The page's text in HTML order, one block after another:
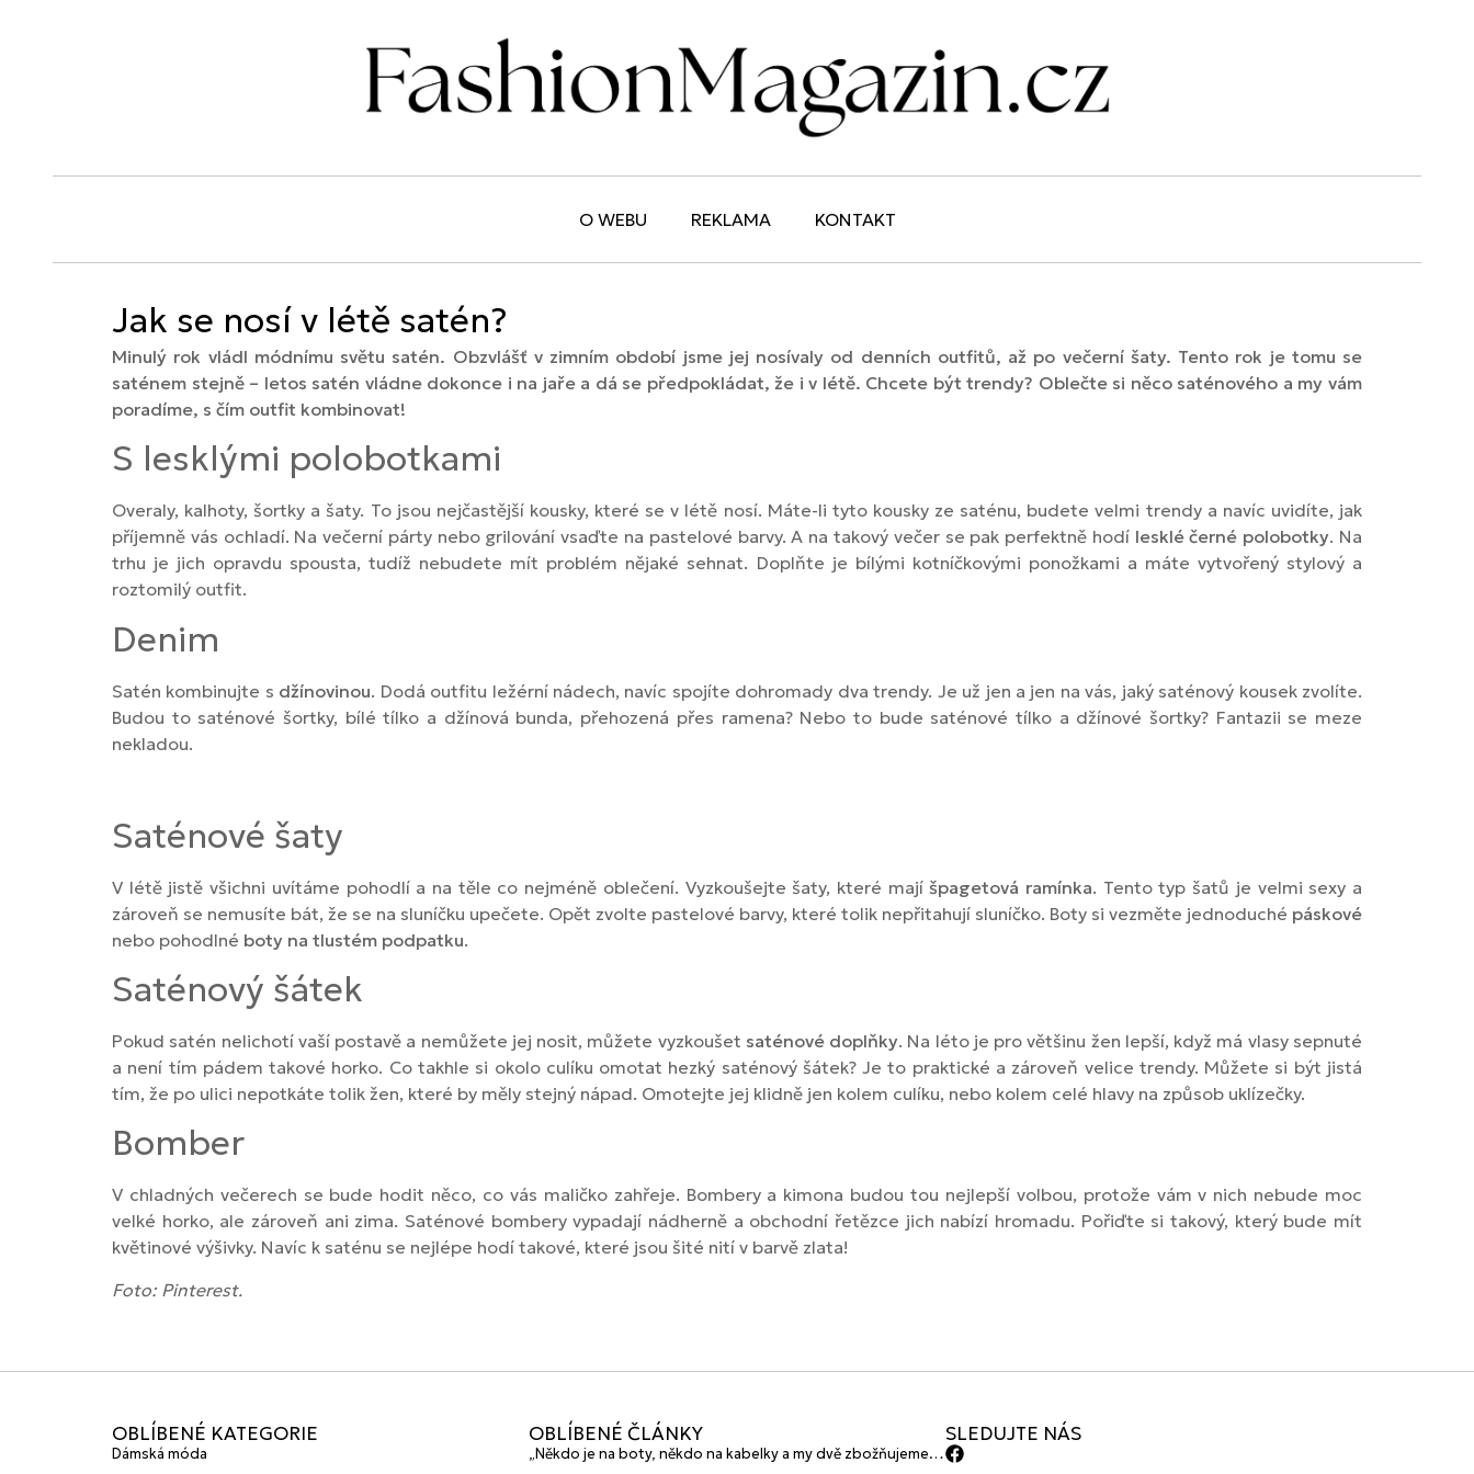
O WEBU REKLAMA KONTAKT
Jak se nosí v létě satén?
Minulý rok vládl módnímu světu satén. Obzvlášť v zimním období jsme jej nosívaly od denních outfitů, až po večerní šaty. Tento rok je tomu se
saténem stejně – letos satén vládne dokonce i na jaře a dá se předpokládat, že i v létě. Chcete být trendy? Oblečte si něco saténového a my vám
poradíme, s čím outfit kombinovat!
S lesklými polobotkami
Overaly, kalhoty, šortky a šaty. To jsou nejčastější kousky, které se v létě nosí. Máte-li tyto kousky ze saténu, budete velmi trendy a navíc uvidíte, jak
příjemně vás ochladí. Na večerní párty nebo grilování vsaďte na pastelové barvy. A na takový večer se pak perfektně hodí lesklé černé polobotky. Na
trhu je jich opravdu spousta, tudíž nebudete mít problém nějaké sehnat. Doplňte je bílými kotníčkovými ponožkami a máte vytvořený stylový a
roztomilý outfit.
Denim
Satén kombinujte s džínovinou. Dodá outfitu ležérní nádech, navíc spojíte dohromady dva trendy. Je už jen a jen na vás, jaký saténový kousek zvolíte.
Budou to saténové šortky, bílé tílko a džínová bunda, přehozená přes ramena? Nebo to bude saténové tílko a džínové šortky? Fantazii se meze
nekladou.
Saténové šaty
V létě jistě všichni uvítáme pohodlí a na těle co nejméně oblečení. Vyzkoušejte šaty, které mají špagetová ramínka. Tento typ šatů je velmi sexy a
zároveň se nemusíte bát, že se na sluníčku upečete. Opět zvolte pastelové barvy, které tolik nepřitahují sluníčko. Boty si vezměte jednoduché páskové
nebo pohodlné boty na tlustém podpatku.
Saténový šátek
Pokud satén nelichotí vaší postavě a nemůžete jej nosit, můžete vyzkoušet saténové doplňky. Na léto je pro většinu žen lepší, když má vlasy sepnuté
a není tím pádem takové horko. Co takhle si okolo culíku omotat hezký saténový šátek? Je to praktické a zároveň velice trendy. Můžete si být jistá
tím, že po ulici nepotkáte tolik žen, které by měly stejný nápad. Omotejte jej klidně jen kolem culíku, nebo kolem celé hlavy na způsob uklízečky.
Bomber
V chladných večerech se bude hodit něco, co vás maličko zahřeje. Bombery a kimona budou tou nejlepší volbou, protože vám v nich nebude moc
velké horko, ale zároveň ani zima. Saténové bombery vypadají nádherně a obchodní řetězce jich nabízí hromadu. Pořiďte si takový, který bude mít
květinové výšivky. Navíc k saténu se nejlépe hodí takové, které jsou šité nití v barvě zlata!
Foto: Pinterest.
OBLÍBENÉ KATEGORIE
Dámská móda
OBLÍBENÉ ČLÁNKY
„Někdo je na boty, někdo na kabelky a my dvě zbožňujeme
SLEDUJTE NÁS